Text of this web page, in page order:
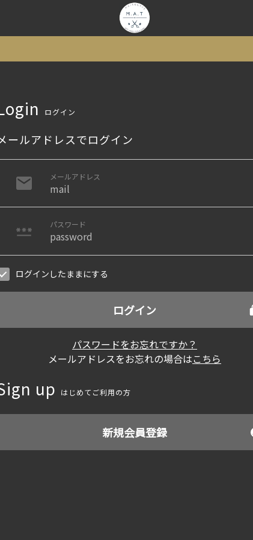
ログイン
ールアドレスでログイン
メールアドレス
パスワード
ログインしたままにする
ログイン
パスワードをお忘れですか？
メールアドレスをお忘れの場合はこちら
up はじめてご利用の方
新規会員登録